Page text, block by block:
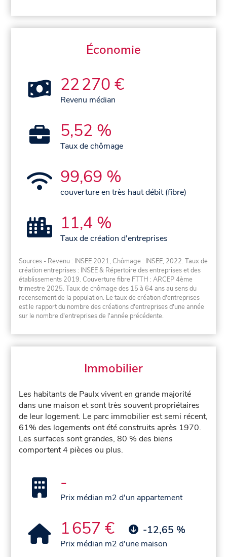
Économie
22 270 €
Revenu médian
5,52 %
Taux de chômage
99,69 %
couverture en très haut débit (fibre)
11,4 %
Taux de création d'entreprises
Sources - Revenu : INSEE 2021, Chômage : INSEE, 2022. Taux de
création entreprises : INSEE & Répertoire des entreprises et des
établissements 2019. Couverture fibre FTTH : ARCEP 4ème
trimestre 2025. Taux de chômage des 15 à 64 ans au sens du
recensement de la population. Le taux de création d'entreprises
est le rapport du nombre des créations d'entreprises d'une année
sur le nombre d'entreprises de l'année précédente.
Immobilier
Les habitants de Paulx vivent en grande majorité
dans une maison et sont très souvent propriétaires
de leur logement. Le parc immobilier est semi récent,
61% des logements ont été construits après 1970.
Les surfaces sont grandes, 80 % des biens
comportent 4 pièces ou plus.
-
Prix médian m2 d'un appartement
1 657 € -12,65 %
Prix médian m2 d'une maison